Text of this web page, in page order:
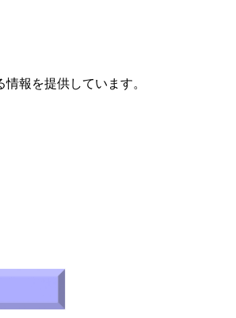
報を提供しています。